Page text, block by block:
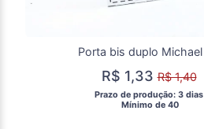
R$ 1,33R$ 1,40
Prazo de produção: 3 dias
  Mínimo de 40